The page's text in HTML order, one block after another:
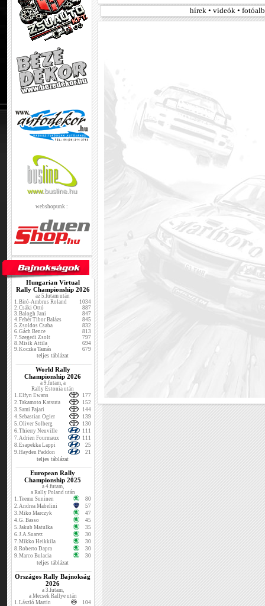
webshopunk :
Hungarian Virtual
Rally Championship 2026
az 5.futam után
1.Biró-Ambrus Roland
1034
2.Csáki Ottó
887
3.Balogh Jani
847
4.Fehér Tibor Balázs
845
5.Zsoldos Csaba
832
6.Gách Bence
813
7.Szegedi Zsolt
797
8.Misik Attila
694
9.Koczka Tamás 679
teljes táblázat
World Rally
Championship 2026
a 9.futam, a
Rally Estonia után
1.Elfyn Ewans
177
2.Takamoto Katsuta
152
3.Sami Pajari
144
4.Sebastian Ogier
139
5.Oliver Solberg
130
6.Thierry Neuville
111
7.Adrien Fourmaux
111
8.Esapekka Lappi
25
9.Hayden Paddon 21
teljes táblázat
European Rally
Championship 2025
a 4.futam,
a Rally Poland után
1.Teemu Suninen
80
2.Andrea Mabelini
57
3.Miko Marczyk
47
4.G. Basso
45
5.Jakub Matulka
35
6.J.A.Suarez
30
7.Mikko Heikkila
30
8.Roberto Dapra
30
9.Marco Bulacia 30
teljes táblázat
Országos Rally Bajnokság
2026
a 3.futam,
a Mecsek Rallye után
1.László Martin
104
hírek • videók •